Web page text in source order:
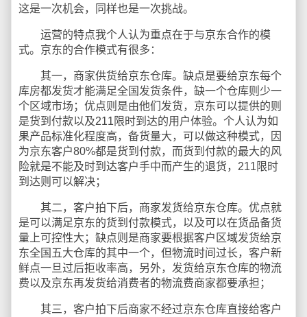
这是一次机会，同样也是一次挑战。
运营的特点我个人认为重点在于与京东合作的模
式。京东的合作模式有很多：
其一，商家供货给京东仓库。缺点是要给京东每个
库房都发货才能满足全国发货条件，缺一个仓库则少一
个区域市场；优点则是由他们发货，京东可以提供的则
是货到付款以及211限时到达的用户体验。个人认为如
果产品标准化程度高，备货量大，可以做这种模式，因
为京东客户80%都是货到付款，而货到付款的最大的风
险就是不能及时到达客户手中而产生的退货，211限时
到达则可以解决；
其二，客户拍下后，商家发货给京东仓库。优点就
是可以满足京东的货到付款模式，以及可以在货品备货
量上可控性大；缺点则是商家要根据客户区域发货给京
东全国五大仓库的其中一个，但物流时间过长，客户新
鲜点一旦过后拒收率高，另外，发货给京东仓库的物流
费以及京东再发货给消费者的物流费商家都要承担；
其三，客户拍下后商家不经过京东仓库直接给客户